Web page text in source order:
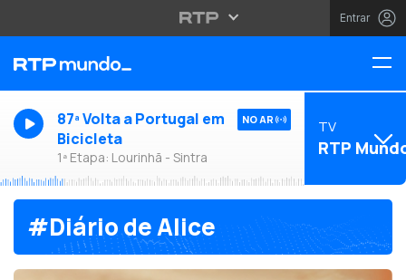
Entrar
87ª Volta a Portugal em
Bicicleta
1ª Etapa: Lourinhã - Sintra
NO AR TV
RTP
#Diário de Alice